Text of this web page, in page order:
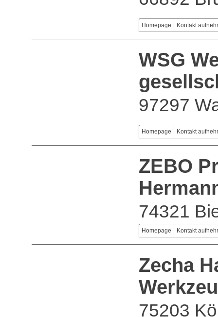
Homepage Kontakt
WSG
97297
Homepage Kontakt
ZEBO
74321
Homepage Kontakt
Zecha
75203